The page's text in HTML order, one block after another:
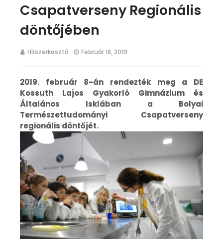
Csapatverseny Regionális
döntőjében
Hírszerkesztő Február 18, 2019
2019. február 8-án rendezték meg a DE
Kossuth Lajos Gyakorló Gimnázium és
Általános Isklában a Bolyai
Természettudományi Csapatverseny
regionális döntőjét.